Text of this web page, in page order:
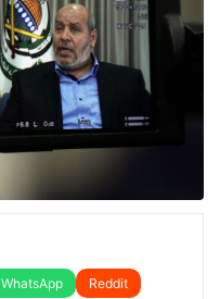
WhatsApp
Reddit